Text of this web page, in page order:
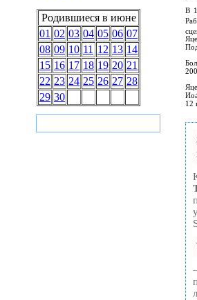
Родившиеся в июне
01 02 03 04 05 06 07
08 09 10 11 12 13 14
15 16 17 18 19 20 21
22 23 24 25 26 27 28
29 30
В
12